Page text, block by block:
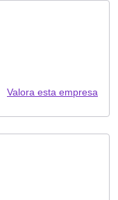
Valora esta empresa